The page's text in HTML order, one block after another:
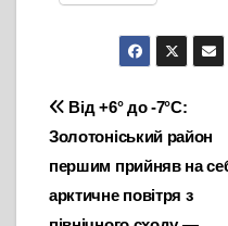
Навігація
записів
Від +6° до -7°С:
Золотоніський район
першим прийняв на
арктичне повітря з